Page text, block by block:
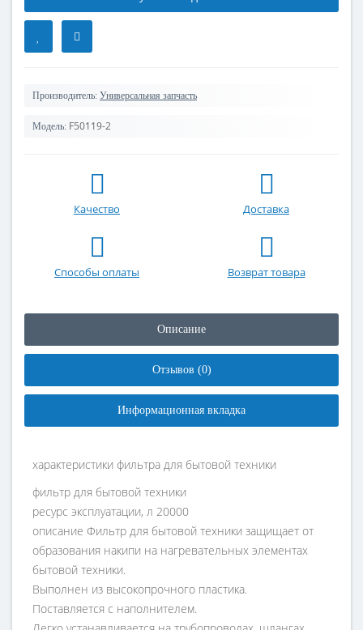
Производитель: Универсальная запчасть
Модель: F50119-2
Качество Доставка
Способы оплаты Возврат товара
Описание
Отзывов (0)
Информационная вкладка
характеристики фильтра для бытовой техники
фильтр для бытовой техники
ресурс эксплуатации, л 20000
описание Фильтр для бытовой техники защищает от
образования накипи на нагревательных элементах
бытовой техники.
Выполнен из высокопрочного пластика.
Поставляется с наполнителем.